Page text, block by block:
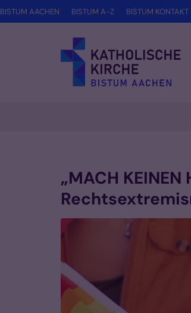
Zum Inhalt springen
BISTUM AACHEN BISTUM A-Z BISTUM KONTAKT
„MACH